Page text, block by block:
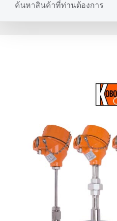
ค้นหาสินค้าที่ท่านต้องการ